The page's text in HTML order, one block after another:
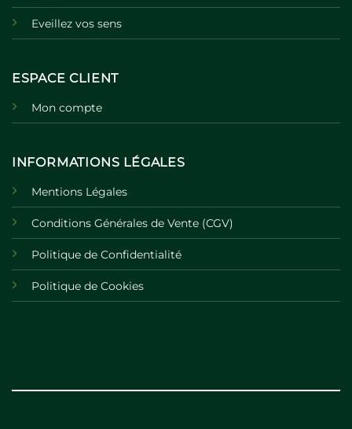
Eveillez vos sens
ESPACE CLIENT
Mon compte
INFORMATIONS LÉGALES
Mentions Légales
Conditions Générales de Vente (CGV)
Politique de Confidentialité
Politique de Cookies